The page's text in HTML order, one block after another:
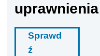
uprawnienia
Sprawd
ź